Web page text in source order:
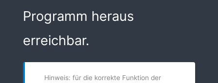
Programm heraus
erreichbar.
Hinweis: für die korrekte Funktion der